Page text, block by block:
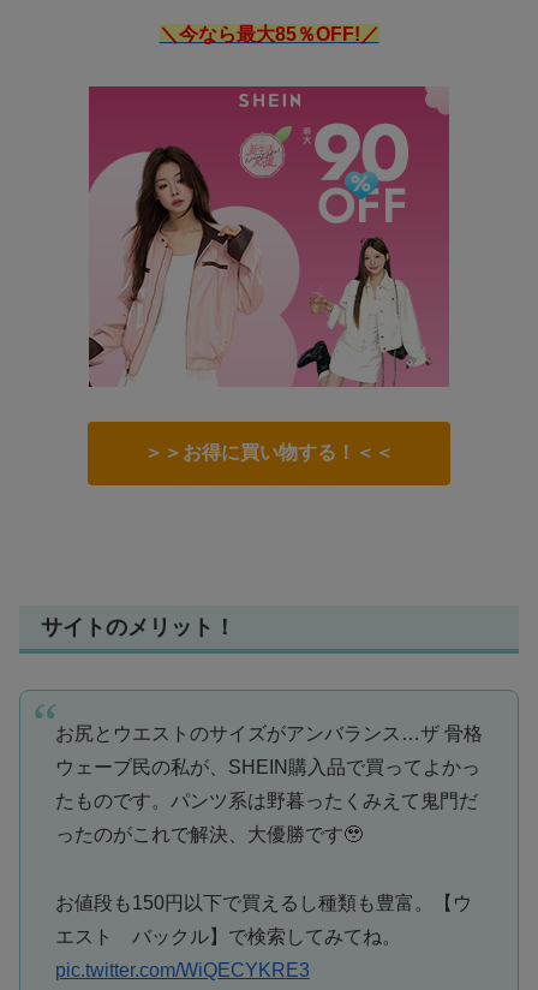
＼今なら最大85％OFF!／
＞＞お得に買い物する！＜＜
サイトのメリット！
お尻とウエストのサイズがアンバランス…ザ 骨格
ウェーブ民の私が、SHEIN購入品で買ってよかっ
たものです。パンツ系は野暮ったくみえて鬼門だ
ったのがこれで解決、大優勝です🥹
お値段も150円以下で買えるし種類も豊富。【ウ
エスト バックル】で検索してみてね。
pic.twitter.com/WiQECYKRE3